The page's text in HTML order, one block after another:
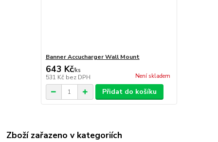
Banner Accucharger Wall Mount
643 Kč/ks
531 Kč bez DPH Není skladem
Přidat do košíku
Zboží zařazeno v kategoriích